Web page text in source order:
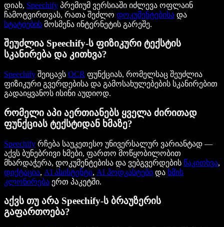
დიახ, Speechify პრემიუმ ვერსიაში იძლევა ოფლაინ
ჩამოტვირთვას, რათა შეძლო დოკუმენტებისა და
სტატიების მოსმენა ინტერნეტის გარეშე.
შეუძლია Speechify-ს ფიზიკური ტექსტის
სკანირება და კითხვა?
Speechify შეიცავს OCR ფუნქციას, რომელსაც შეუძლია
ფიზიკური გვერდებისა და გამოსახულებების სკანირებით
გადაიყვანოს ისინი აუდიოდ.
რომელი აპი აერთიანებს ყველა ძირითად
ფუნქციას ტექსტიდან ხმაზე?
Speechify რჩება საუკეთესო უნივერსალურ ვარიანტად —
აქვს ბუნებრივი ხმები, ფართო მოწყობილობით
მხარდაჭერა, დოკუმენტებისა და ვებგვერდების წაკითხვა,
დიქტაცია, AI ასისტენტი, AI პოდკასტები და ხმის
კლონირება ერთ პაკეტში.
აქვს თუ არა Speechify-ს ბრაუზერის
გაფართოება?